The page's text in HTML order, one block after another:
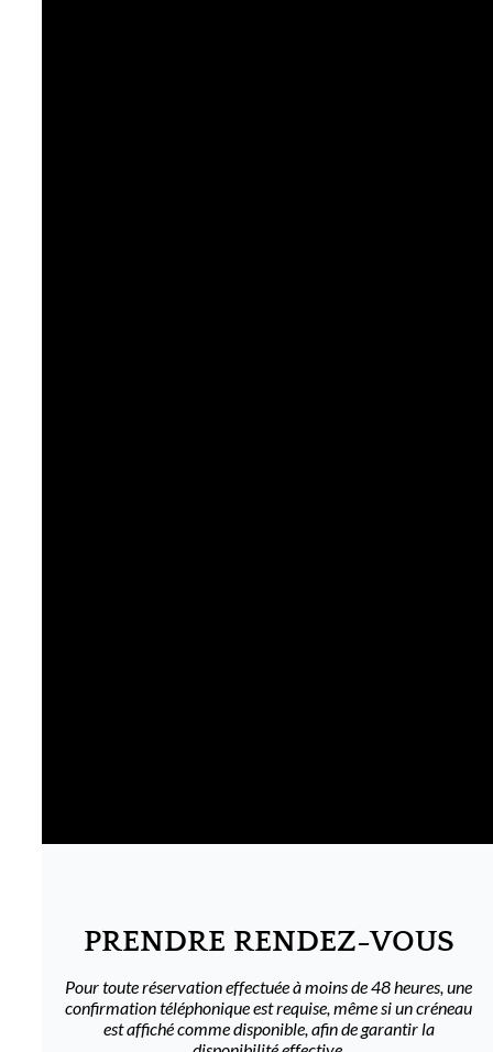
PRENDRE RENDEZ-VOUS
Pour toute réservation effectuée à moins de 48 heures, une
confirmation téléphonique est requise, même si un créneau
est affiché comme disponible, afin de garantir la